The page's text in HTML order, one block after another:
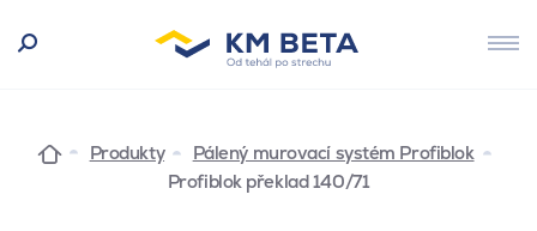
Produkty
Pálený murovací systém Profiblok
Profiblok překlad 140/71